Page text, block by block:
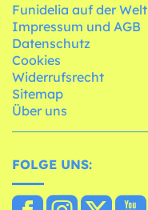
Funidelia auf der Welt
Impressum und AGB
Datenschutz
Cookies
Widerrufsrecht
Sitemap
Über uns
FOLGE UNS: